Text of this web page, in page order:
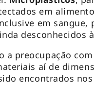
em
em sangue,
desconhecidos
a preocupação
aí de
encontrados